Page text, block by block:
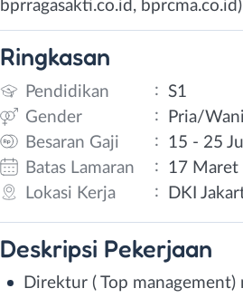
bprragasakti.co.id, bprcma.co.id)
Ringkasan
Pendidikan : S1
Gender
:
Pria/
Besaran Gaji
:
15 - 25
Batas Lamaran
:
17 Maret
Lokasi Kerja
: DKI
Deskripsi Pekerjaan
Direktur ( Top management)